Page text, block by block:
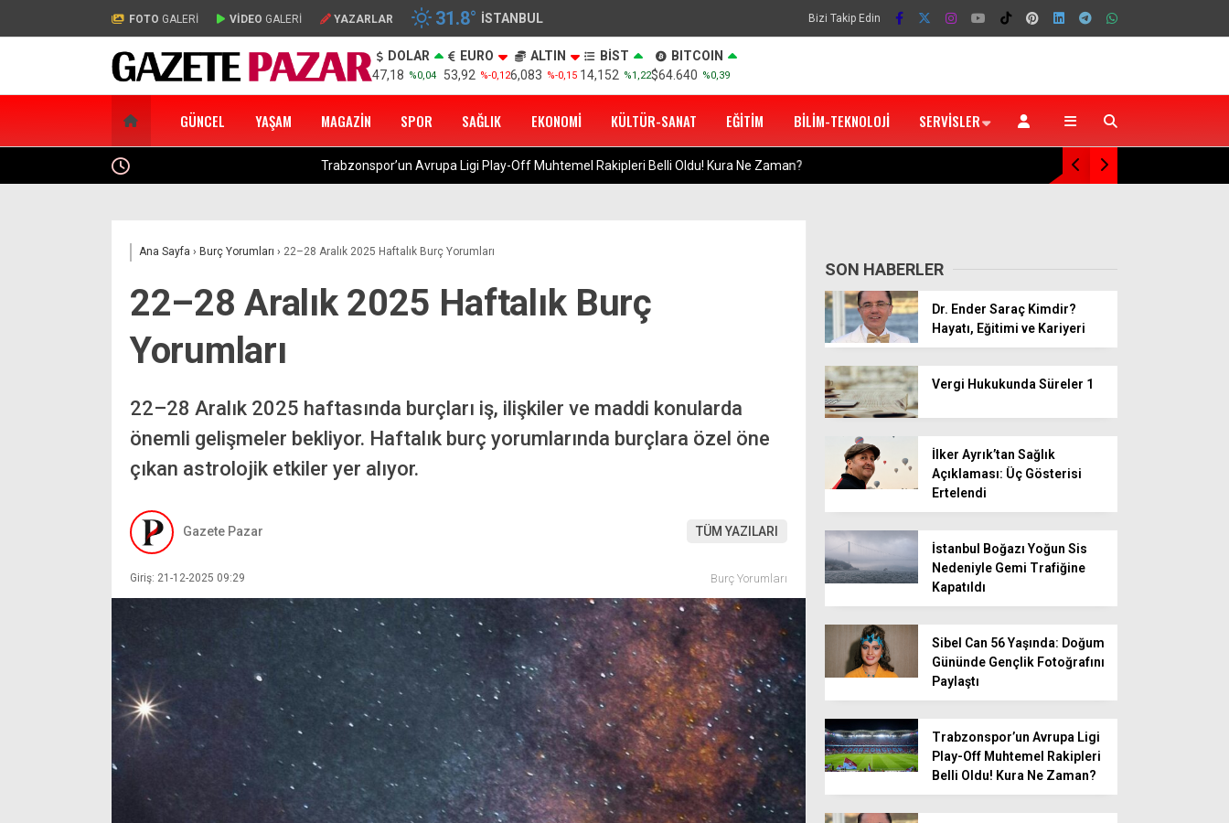
FOTO GALERİ VİDEO GALERİ YAZARLAR 31.8° İSTANBUL Bizi Takip Edin
DOLAR
47,18 %0,04
EURO
53,92 %-0,12
ALTIN
6,083 %-0,15
BİST
14,152 %1,22
BITCOIN
$64.640 %0,39
GÜNCEL YAŞAM MAGAZIN SPOR SAĞLIK EKONOMI KÜLTÜR-SANAT EĞITIM BILIM-TEKNOLOJI SERVISLER
Trabzonspor’un Avrupa Ligi Play-Off Muhtemel Rakipleri Belli Oldu! Kura Ne Zaman? Usta Oyuncu Can Kolukısa 92 Yaşında
Ana Sayfa › Burç Yorumları › 22–28 Aralık 2025 Haftalık Burç Yorumları
22–28 Aralık 2025 Haftalık Burç
Yorumları
22–28 Aralık 2025 haftasında burçları iş, ilişkiler ve maddi konularda
önemli gelişmeler bekliyor. Haftalık burç yorumlarında burçlara özel öne
çıkan astrolojik etkiler yer alıyor.
Gazete Pazar TÜM YAZILARI
Giriş: 21-12-2025 09:29 Burç Yorumları
SON HABERLER
Dr. Ender Saraç Kimdir?
Hayatı, Eğitimi ve Kariyeri
Vergi Hukukunda Süreler 1
İlker Ayrık’tan Sağlık
Açıklaması: Üç Gösterisi
Ertelendi
İstanbul Boğazı Yoğun Sis
Nedeniyle Gemi Trafiğine
Kapatıldı
Sibel Can 56 Yaşında: Doğum
Gününde Gençlik Fotoğrafını
Paylaştı
Trabzonspor’un Avrupa Ligi
Play-Off Muhtemel Rakipleri
Belli Oldu! Kura Ne Zaman?